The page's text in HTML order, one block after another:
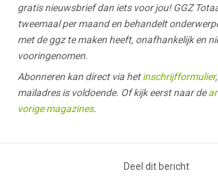
gratis nieuwsbrief dan iets voor jou! GGZ
tweemaal per maand en behandelt
met de ggz te maken heeft, onafhankelijk en
vooringenomen.
Abonneren kan direct via hetinschrijfformulier
mailadres is voldoende. Of kijk eerst naar de
vorige magazines.
Deel dit bericht